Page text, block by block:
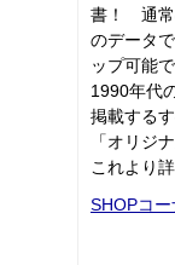
書！ 通常
のデータ
ップ可能で
1990年代
掲載する
「オリジ
これより
SHOPコ